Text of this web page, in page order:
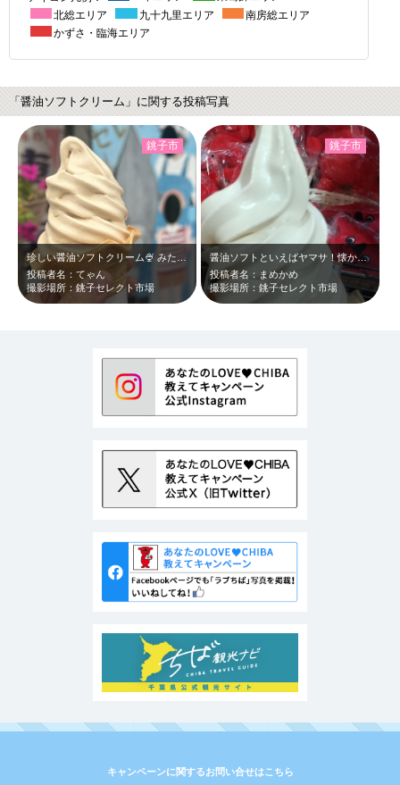
北総エリア
九十九里エリア
南房総エリア
かずさ・臨海エリア
「醤油ソフトクリーム」に関する投稿写真
投稿者名：てゃん
撮影場所：銚子セレクト市場
銚子市
醤油ソフトといえばヤマサ！懐かしさも感じる味わいは最高に美味！チーバくんも食べ…
投稿者名：まめかめ
撮影場所：銚子セレクト市場
銚子市
キャンペーンに関するお問い合せはこちら